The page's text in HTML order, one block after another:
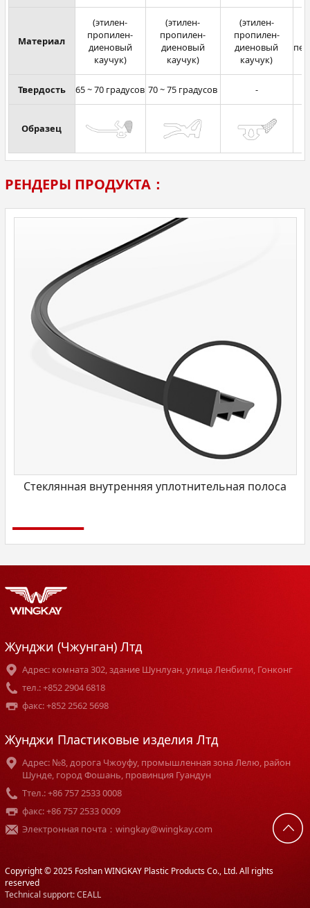
Материал
(этилен-
пропилен-
диеновый
каучук)
(этилен-
пропилен-
диеновый
каучук)
(этилен-
пропилен-
диеновый
каучук)
Твердость 65 ~ 70 градусов 70 ~ 75 градусов -
Образец
РЕНДЕРЫ ПРОДУКТА：
Стеклянная внутренняя уплотнительная полоса
Жунджи (Чжунган) Лтд
Адрес: комната 302, здание Шунлуан, улица Ленбили, Гонконг
тел.: +852 2904 6818
факс: +852 2562 5698
Жунджи Пластиковые изделия Лтд
Адрес: №8, дорога Чжоуфу, промышленная зона Лелю, район
Шунде, город Фошань, провинция Гуандун
Tтел.: +86 757 2533 0008
факс: +86 757 2533 0009
Электронная почта：wingkay@wingkay.com
Copyright © 2025 Foshan WINGKAY Plastic Products Co., Ltd. All rights
reserved
Technical support: CEALL